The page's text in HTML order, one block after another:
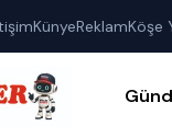
KünyeReklamKöşe